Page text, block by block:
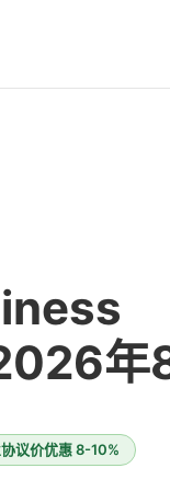
年
议价优惠 8-10%